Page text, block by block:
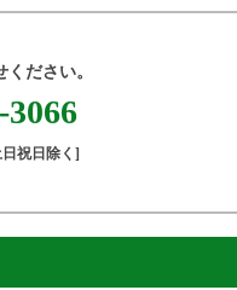
ださい。
3066
祝日除く]